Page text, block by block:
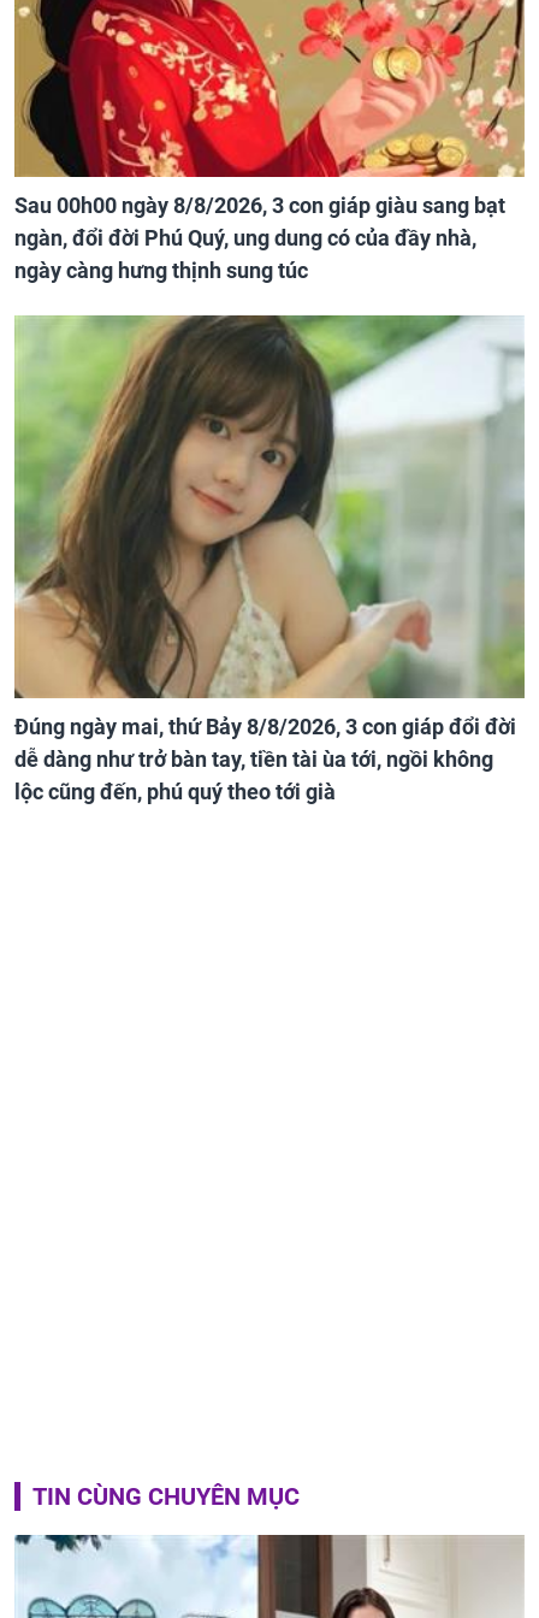
Sau 00h00 ngày 8/8/2026, 3 con giáp giàu sang bạt
ngàn, đổi đời Phú Quý, ung dung có của đầy nhà,
ngày càng hưng thịnh sung túc
Đúng ngày mai, thứ Bảy 8/8/2026, 3 con giáp đổi đời
dễ dàng như trở bàn tay, tiền tài ùa tới, ngồi không
lộc cũng đến, phú quý theo tới già
TIN CÙNG CHUYÊN MỤC